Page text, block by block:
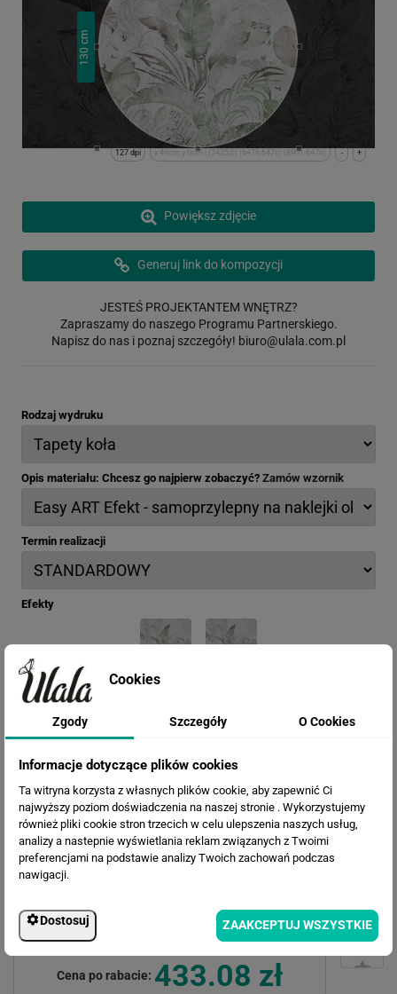
130
cm
+
-
x:49cm y:0cm | (2425,0) (6476,6476) (8901,6476)
127 dpi
Powiększ zdjęcie
Generuj link do kompozycji
JESTEŚ PROJEKTANTEM WNĘTRZ?
Zapraszamy do naszego Programu Partnerskiego.
Napisz do nas i poznaj szczegóły! biuro@ulala.com.pl
Rodzaj wydruku
Opis materiału: Chcesz go najpierw zobaczyć? Zamów wzornik
Termin realizacji
Efekty
Cena przed rabatem:
564.45 zł
Cena po rabacie: 433.08 zł
Cookies
Zgody Szczegóły O Cookies
Informacje dotyczące plików cookies
Ta witryna korzysta z własnych plików cookie, aby zapewnić Ci
najwyższy poziom doświadczenia na naszej stronie . Wykorzystujemy
również pliki cookie stron trzecich w celu ulepszenia naszych usług,
analizy a nastepnie wyświetlania reklam związanych z Twoimi
preferencjami na podstawie analizy Twoich zachowań podczas
nawigacji.
Dostosuj ZAAKCEPTUJ WSZYSTKIE